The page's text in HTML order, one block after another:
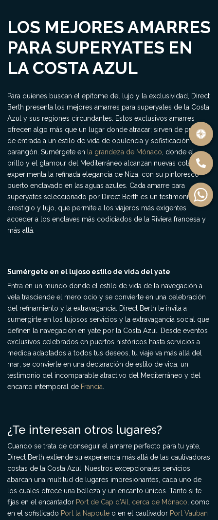
LOS MEJORES AMARRES
PARA SUPERYATES EN
LA COSTA AZUL
Para quienes buscan el epítome del lujo y la exclusividad, Direct
Berth presenta los mejores amarres para superyates de la Costa
Azul y sus regiones circundantes. Estos exclusivos amarres
ofrecen algo más que un lugar donde atracar; sirven de puerta
de entrada a un estilo de vida de opulencia y sofisticación sin
parangón. Sumérgete en la grandeza de Mónaco , donde el
brillo y el glamour del Mediterráneo alcanzan nuevas cotas, o
experimenta la refinada elegancia de Niza, con su pintoresco
puerto enclavado en las aguas azules. Cada amarre para
superyates seleccionado por Direct Berth es un testimonio de
prestigio y lujo, que permite a los viajeros más exigentes
acceder a los enclaves más codiciados de la Riviera francesa y
más allá.
Sumérgete en el lujoso estilo de vida del yate
Entra en un mundo donde el estilo de vida de la navegación a
vela trasciende el mero ocio y se convierte en una celebración
del refinamiento y la extravagancia. Direct Berth te invita a
sumergirte en los lujosos servicios y la extravagancia social que
definen la navegación en yate por la Costa Azul. Desde eventos
exclusivos celebrados en puertos históricos hasta servicios a
medida adaptados a todos tus deseos, tu viaje va más allá del
mar; se convierte en una declaración de estilo de vida, un
testimonio del incomparable atractivo del Mediterráneo y del
encanto intemporal de Francia
¿Te interesan otros lugares?
Cuando se trata de conseguir el amarre perfecto para tu yate,
Direct Berth extiende su experiencia más allá de las cautivadoras
costas de la Costa Azul. Nuestros excepcionales servicios
abarcan una multitud de lugares impresionantes, cada uno de
los cuales ofrece una belleza y un encanto únicos. Tanto si te
fijas en el encantador Port de Cap d’Ail, cerca de Mónaco , como
en el sofisticado Port la Napoule o en el cautivador Port Vauban